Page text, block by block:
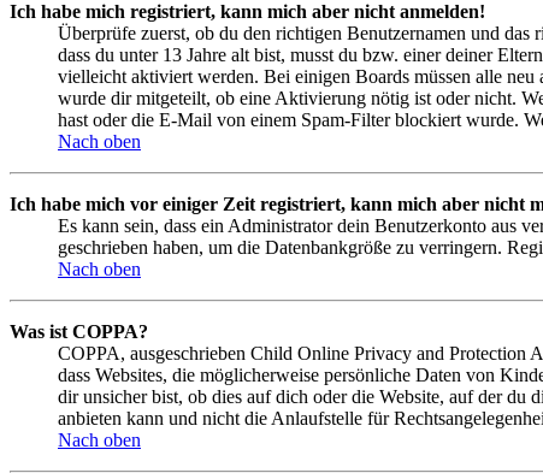
Ich habe mich registriert, kann mich aber nicht anmelden!
Überprüfe zuerst, ob du den richtigen Benutzernamen und
dass du unter 13 Jahre alt bist, musst du bzw. einer deiner
vielleicht aktiviert werden. Bei einigen Boards müssen alle
wurde dir mitgeteilt, ob eine Aktivierung nötig ist oder nicht.
hast oder die E-Mail von einem Spam-Filter blockiert wurde.
Nach oben
Ich habe mich vor einiger Zeit registriert, kann mich aber nicht
Es kann sein, dass ein Administrator dein Benutzerkonto aus
geschrieben haben, um die Datenbankgröße zu verringern.
Nach oben
Was ist COPPA?
COPPA, ausgeschrieben Child Online Privacy and Protection
dass Websites, die möglicherweise persönliche Daten von
dir unsicher bist, ob dies auf dich oder die Website, auf der du
anbieten kann und nicht die Anlaufstelle für
Nach oben